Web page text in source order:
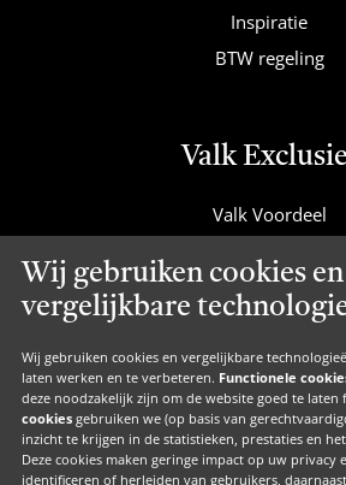
Wij gebruiken cookies en
vergelijkbare
Wij gebruiken cookies en vergelijkbare
laten werken en te verbeteren. Functionele
deze noodzakelijk zijn om de website goed te laten
cookies gebruiken we (op basis van
inzicht te krijgen in de statistieken, prestaties en
Deze cookies maken geringe impact op uw privacy
identificeren of herleiden van gebruikers,
Inspiratie
BTW regeling
Valk
Valk Voordeel
Valk Suites
Valk Jobs
Valk Exclusief
Valk Voor Thuis
Valk Exclusief
MVO